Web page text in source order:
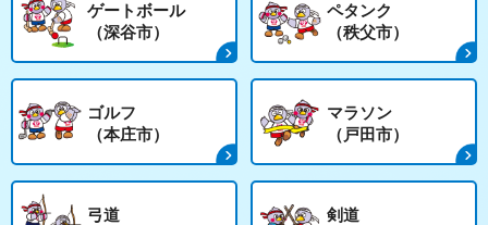
ゲートボール
（深谷市）
ペタンク
（秩父市）
ゴルフ
（本庄市）
マラソン
（戸田市）
弓道
剣道